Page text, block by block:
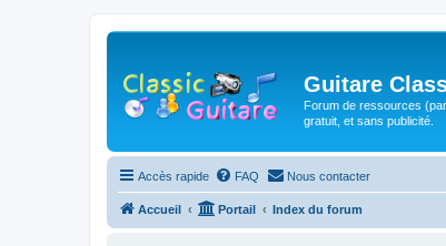
Guitare
Forum de ressources
gratuit, et sans publicité.
Accès rapide FAQ Nous contacter
Accueil Portail Index du forum